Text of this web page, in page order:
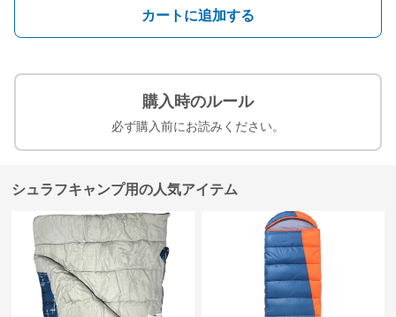
カートに追加する
購入時のルール
必ず購入前にお読みください。
シュラフキャンプ用の人気アイテム